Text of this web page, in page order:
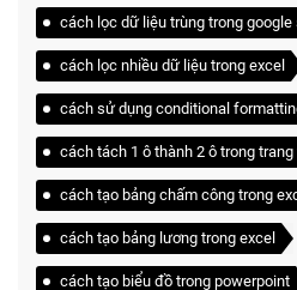
cách lọc dữ liệu trùng trong google
cách lọc nhiều dữ liệu trong excel
cách sử dụng conditional
cách tách 1 ô thành 2 ô trong trang
cách tạo bảng chấm công trong
cách tạo bảng lương trong excel
cách tạo biểu đồ trong powerpoint